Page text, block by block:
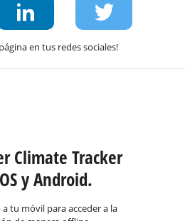
en tus redes sociales!
Climate Tracker
y Android.
a tu móvil para acceder a la